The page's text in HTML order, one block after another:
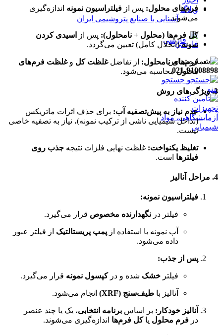
وبلاگ
آشنایی با صنایع پتروشیمی ایران
فارسی
021-91008898
جستجو
منو
فرم‌های محلول: پس از فیلتراسیون نمونه اندازه‌گیری
می‌شوند.
کل فرم‌ها (محلول + نامحلول): پس از
اسیدی کردن
نمونه(انحلال کامل) تعیین می‌گردد.
فرم‌های نامحلول: از تفاضلغلظت کل وغلظت فرم‌های
محلولمحاسبه می‌شود.
3. ویژگی‌های روش
عدم نیاز به پیش‌تصفیه آب: برای حذف اثرات ماتریکس
(تداخل شیمیایی ناشی از ترکیب نمونه)، نیاز به تصفیه خاصی
نیست.
تغلیظ یکنواخت: غلظت نهایی فلزات نتیجه جذب روی
فیلترها است.
4. مراحل آنالیز
فیلتراسیون نمونه:
فیلتر در نگهدارنده مخصوص قرار می‌گیرد.
آب نمونه با استفاده از پمپ پریستالتیک از فیلتر عبور
داده می‌شود.
پس از جذب:
فیلتر خشک شده و درکپسول نمونه قرار می‌گیرد.
آنالیز با طیف‌سنج (XRF) انجام می‌شود.
آنالیز خودکار: بر اساس برنامه انتخابی، یک یا چند عنصر
در فرم محلول یاکل فرم‌ها اندازه‌گیری می‌شوند.